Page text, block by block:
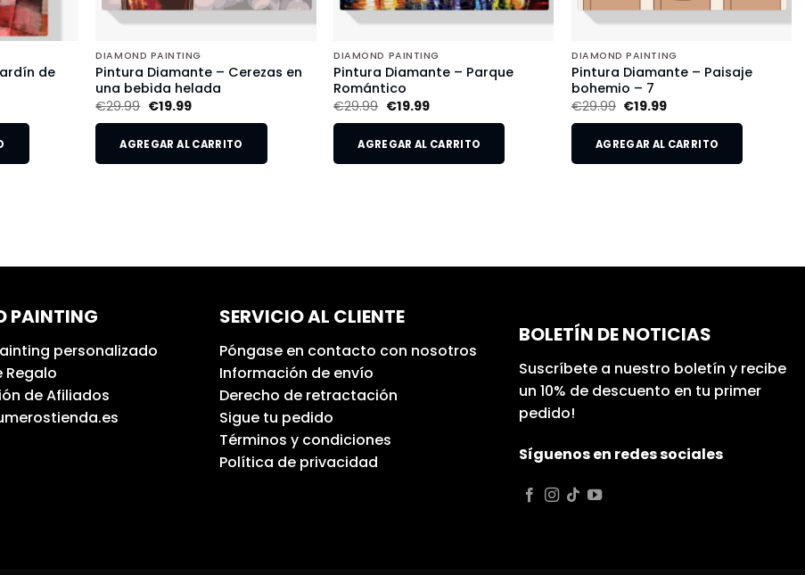
de
DIAMOND PAINTING
Pintura Diamante – Cerezas en
una bebida helada
€29.99 €19.99
AGREGAR AL CARRITO
DIAMOND PAINTING
Pintura Diamante – Parque
Romántico
€29.99 €19.99
AGREGAR AL CARRITO
DIAMOND PAINTING
Pintura Diamante – Paisaje
bohemio – 7
€29.99 €19.99
AGREGAR AL CARRITO
PAINTING
personalizado
Regalo
de Afiliados
SERVICIO AL CLIENTE
Póngase en contacto con nosotros
Información de envío
Derecho de retractación
Sigue tu pedido
Términos y condiciones
Política de privacidad
BOLETÍN DE NOTICIAS
Suscríbete a nuestro boletín y recibe
un 10% de descuento en tu primer
pedido!
Síguenos en redes sociales